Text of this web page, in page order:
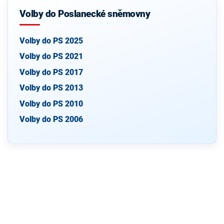
Volby do Poslanecké sněmovny
Volby do PS 2025
Volby do PS 2021
Volby do PS 2017
Volby do PS 2013
Volby do PS 2010
Volby do PS 2006